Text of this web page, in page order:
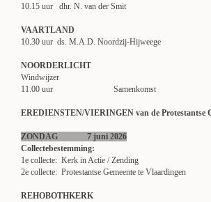
10.15 uur dhr. N. van der Smit
VAARTLAND
10.30 uur ds. M.A.D. Noordzij-Hijweege
NOORDERLICHT
Windwijzer
11.00 uur Samenkomst
EREDIENSTEN/VIERINGEN van de Protestantse
ZONDAG 7 juni 2026
Collectebestemming:
1e collecte: Kerk in Actie / Zending
2e collecte: Protestantse Gemeente te Vlaardingen
REHOBOTHKERK